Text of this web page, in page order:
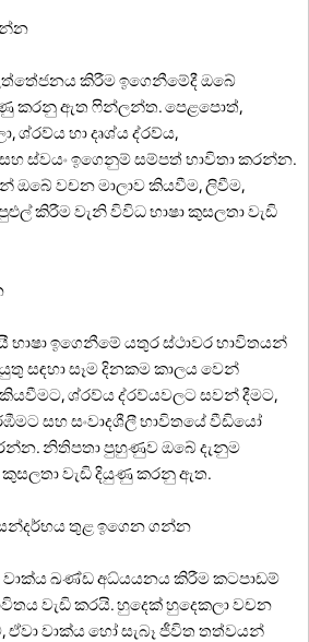
කිරීම ඉගෙනීමේදී ඔබේ
කරනු ඇත ෆින්ලන්ත. පෙළපොත්,
ශ්රව්ය හා දෘශ්ය ද්රව්ය,
ස්වයං ඉගෙනුම් සම්පත් භාවිතා කරන්න.
ඔබේ වචන මාලාව කියවීම, ලිවීම,
කිරීම වැනි විවිධ භාෂා කුසලතා වැඩි
භාෂා ඉගෙනීමේ යතුර ස්ථාවර භාවිතයන්
සඳහා සෑම දිනකම කාලය වෙන්
ශ්රව්ය ද්රව්යවලට සවන් දීමට,
සහ සංවාදශීලී භාවිතයේ වීඩියෝ
නිතිපතා පුහුණුව ඔබේ දැනුම
වැඩි දියුණු කරනු ඇත.
තුළ ඉගෙන ගන්න
ඛණ්ඩ අධ්යයනය කිරීම කටපාඩම්
වැඩි කරයි. හුදෙක් හුදෙකලා වචන
වාක්ය හෝ සැබෑ ජීවිත තත්වයන්